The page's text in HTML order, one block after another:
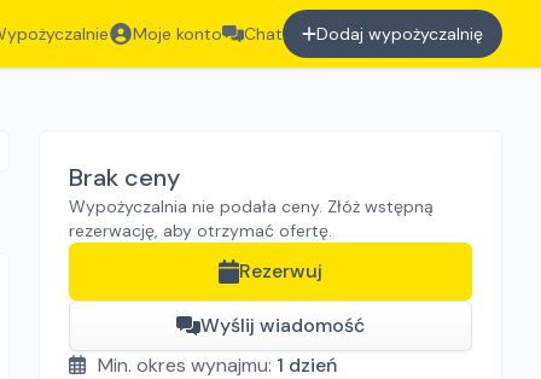
Moje konto Chat Dodaj wypożyczalnię
Brak ceny
Wypożyczalnia nie podała ceny. Złóż wstępną
rezerwację, aby otrzymać ofertę.
Rezerwuj
Wyślij wiadomość
Min. okres wynajmu: 1 dzień